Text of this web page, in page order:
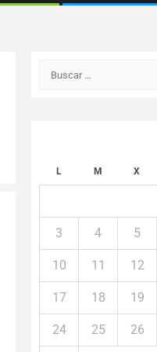
Buscar:
L M X
3 4 5
10 11 12
17 18 19
24 25 26